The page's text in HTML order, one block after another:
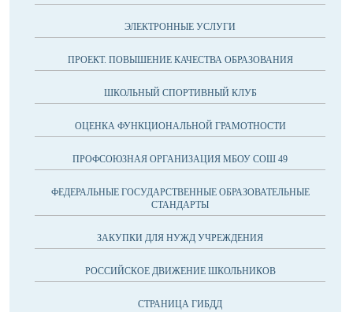
ЭЛЕКТРОННЫЕ УСЛУГИ
ПРОЕКТ. ПОВЫШЕНИЕ КАЧЕСТВА ОБРАЗОВАНИЯ
ШКОЛЬНЫЙ СПОРТИВНЫЙ КЛУБ
ОЦЕНКА ФУНКЦИОНАЛЬНОЙ ГРАМОТНОСТИ
ПРОФСОЮЗНАЯ ОРГАНИЗАЦИЯ МБОУ СОШ 49
ФЕДЕРАЛЬНЫЕ ГОСУДАРСТВЕННЫЕ ОБРАЗОВАТЕЛЬНЫЕ
СТАНДАРТЫ
ЗАКУПКИ ДЛЯ НУЖД УЧРЕЖДЕНИЯ
РОССИЙСКОЕ ДВИЖЕНИЕ ШКОЛЬНИКОВ
СТРАНИЦА ГИБДД